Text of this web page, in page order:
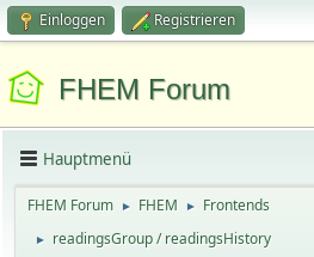
Einloggen Registrieren
FHEM Forum
Hauptmenü
FHEM Forum ► FHEM ► Frontends
► readingsGroup / readingsHistory